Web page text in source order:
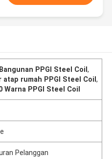
PPGI Steel Coil,
atap rumah PPGI Steel Coil,
Warna PPGI Steel Coil
Pelanggan